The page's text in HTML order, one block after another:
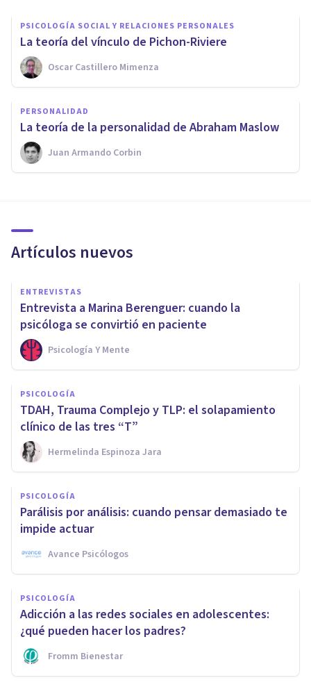
PSICOLOGÍA SOCIAL Y RELACIONES PERSONALES
La teoría del vínculo de Pichon-Riviere
Oscar Castillero Mimenza
PERSONALIDAD
La teoría de la personalidad de Abraham Maslow
Juan Armando Corbin
Artículos nuevos
ENTREVISTAS
Entrevista a Marina Berenguer: cuando la
psicóloga se convirtió en paciente
Psicología Y Mente
PSICOLOGÍA
TDAH, Trauma Complejo y TLP: el solapamiento
clínico de las tres “T”
Hermelinda Espinoza Jara
PSICOLOGÍA
Parálisis por análisis: cuando pensar demasiado te
impide actuar
Avance Psicólogos
PSICOLOGÍA
Adicción a las redes sociales en adolescentes:
¿qué pueden hacer los padres?
Fromm Bienestar